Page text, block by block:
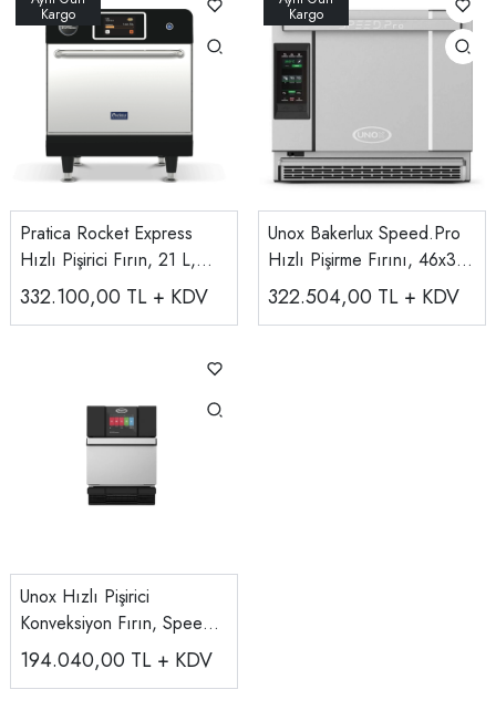
Pratica Rocket Express
Hızlı Pişirici Fırın, 21 L,
6900 W
332.100,00 TL + KDV
Unox Bakerlux Speed.Pro
Hızlı Pişirme Fırını, 46x33
Cm XESR-03HS-EDDN
322.504,00 TL + KDV
Unox Hızlı Pişirici
Konveksiyon Fırın, Speed
Compact Eco XEMA-01NS-
194.040,00 TL + KDV